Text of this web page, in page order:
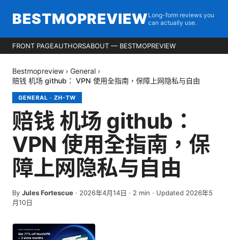
BESTMOPREVIEW Long-form reviews you
can actually use.
FRONT PAGEAUTHORSABOUT — BESTMOPREVIEW
Bestmopreview › General ›
赔钱 机场 github： VPN 使用全指南，保障上网隐私与自由
GENERAL · ZH-TW
赔钱 机场 github：
VPN 使用全指南，保
障上网隐私与自由
By Jules Fortescue · 2026年4月14日 · 2 min · Updated 2026年5
月10日